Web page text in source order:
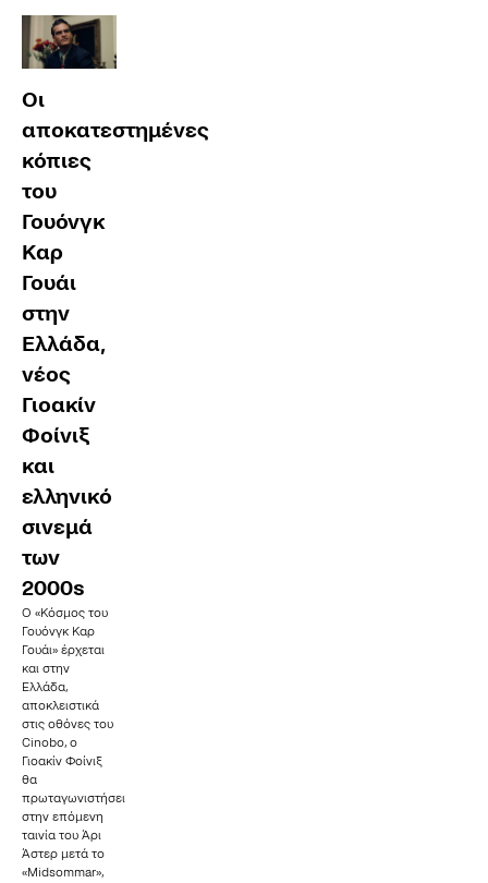
Οι
αποκατεστημένες
κόπιες
του
Γουόνγκ
Καρ
Γουάι
στην
Ελλάδα,
νέος
Γιοακίν
Φοίνιξ
και
ελληνικό
σινεμά
των
2000s
O «Κόσμος του
Γουόνγκ Καρ
Γουάι» έρχεται
και στην
Ελλάδα,
αποκλειστικά
στις οθόνες του
Cinobo, o
Γιοακίν Φοίνιξ
θα
πρωταγωνιστήσει
στην επόμενη
ταινία του Άρι
Άστερ μετά το
«Midsommar»,